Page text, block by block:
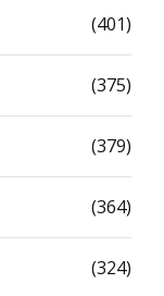
(401)
(375)
(379)
(364)
(324)